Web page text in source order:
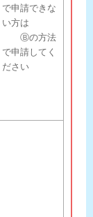
で申請できな
い方は
Ⓑの方法
で申請してく
ださい